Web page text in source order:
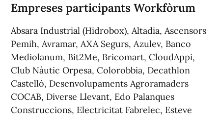
Empreses participants Workfòrum
Absara Industrial (Hidrobox), Altadia, Ascensors
Pemih, Avramar, AXA Segurs, Azulev, Banco
Mediolanum, Bit2Me, Bricomart, CloudAppi,
Club Nàutic Orpesa, Colorobbia, Decathlon
Castelló, Desenvolupaments Agroramaders
COCAB, Diverse Llevant, Edo Palanques
Construccions, Electricitat Fabrelec, Esteve